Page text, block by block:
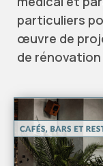
particuliers
œuvre de
de